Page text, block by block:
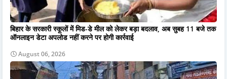
बिहार के सरकारी स्कूलों में मिड-डे मील को लेकर बड़ा बदलाव, अब सुबह 11 बजे तक
ऑनलाइन डेटा अपलोड नहीं करने पर होगी कार्रवाई
August 06, 2026